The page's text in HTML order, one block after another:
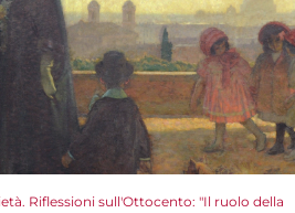
Riflessioni sull'Ottocento: "Il ruolo della